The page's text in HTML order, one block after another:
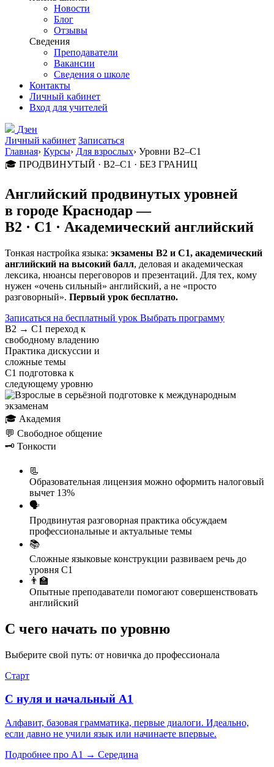
Новости
Блог
Отзывы
Сведения
Преподаватели
Вакансии
Сведения о школе
Контакты
Личный кабинет
Вход для учителей
Дзен
Личный кабинет Записаться
Главная› Курсы› Для взрослых› Уровни B2–C1
🎓 ПРОДВИНУТЫЙ · B2–C1 · БЕЗ ГРАНИЦ
Английский продвинутых уровней
в городе Краснодар—
B2 · C1 · Академический английский
Тонкая настройка языка: экзамены B2 и C1, академический
английский на высокий балл, деловая и академическая
лексика, нюансы переговоров и презентаций. Для тех, кому
нужен «очень сильный» английский, а не «просто
разговорный». Первый урок бесплатно.
Записаться на бесплатный урок Выбрать программу
B2 → C1 переход к
свободному владению
Практика дискуссии и
сложные темы
C1 подготовка к
следующему уровню
🎓 Академия
💬 Свободное общение
🗝️ Тонкости
📃
Образовательная лицензия можно оформить налоговый
вычет 13%
🗣️
Продвинутая разговорная практика обсуждаем
профессиональные и актуальные темы
📚
Сложные языковые конструкции развиваем речь до
уровня C1
👨‍🏫
Опытные преподаватели помогают совершенствовать
английский
С чего начать по уровню
Выберите свой путь: от новичка до профессионала
Старт
С нуля и начальный A1
Алфавит, базовая грамматика, первые диалоги. Идеально,
если давно не учили язык или начинаете впервые.
Подробнее про A1 → Середина